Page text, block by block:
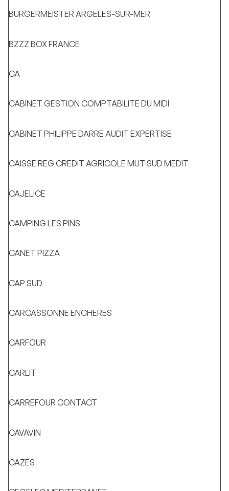
BURGERMEISTER ARGELES-SUR-MER
BZZZ BOX FRANCE
CA
CABINET GESTION COMPTABILITE DU MIDI
CABINET PHILIPPE DARRE AUDIT EXPERTISE
CAISSE REG CREDIT AGRICOLE MUT SUD MEDIT
CAJELICE
CAMPING LES PINS
CANET PIZZA
CAP SUD
CARCASSONNE ENCHERES
CARFOUR
CARLIT
CARREFOUR CONTACT
CAVAVIN
CAZES